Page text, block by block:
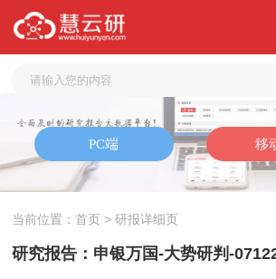
当前位置：首页 > 研报详细页
研究报告：申银万国-大势研判-